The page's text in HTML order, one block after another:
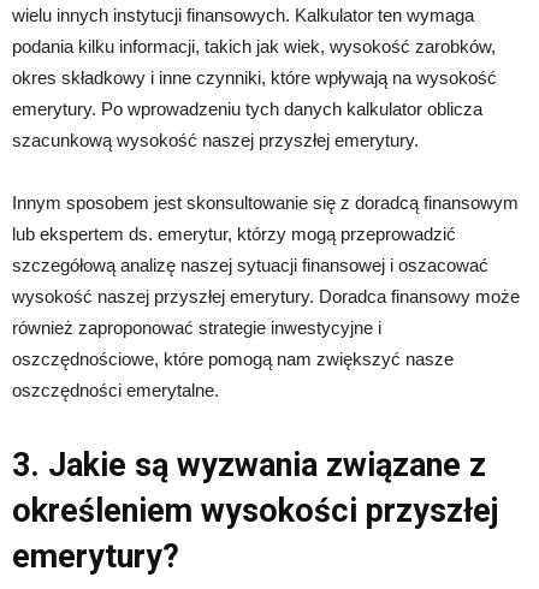
wielu innych instytucji finansowych. Kalkulator ten wymaga
podania kilku informacji, takich jak wiek, wysokość zarobków,
okres składkowy i inne czynniki, które wpływają na wysokość
emerytury. Po wprowadzeniu tych danych kalkulator oblicza
szacunkową wysokość naszej przyszłej emerytury.
Innym sposobem jest skonsultowanie się z doradcą finansowym
lub ekspertem ds. emerytur, którzy mogą przeprowadzić
szczegółową analizę naszej sytuacji finansowej i oszacować
wysokość naszej przyszłej emerytury. Doradca finansowy może
również zaproponować strategie inwestycyjne i
oszczędnościowe, które pomogą nam zwiększyć nasze
oszczędności emerytalne.
3. Jakie są wyzwania związane z
określeniem wysokości przyszłej
emerytury?